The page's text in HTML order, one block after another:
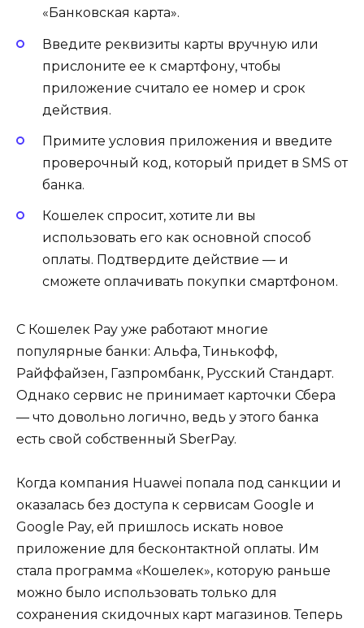
«Банковская карта».
Введите реквизиты карты вручную или
прислоните ее к смартфону, чтобы
приложение считало ее номер и срок
действия.
Примите условия приложения и введите
проверочный код, который придет в SMS от
банка.
Кошелек спросит, хотите ли вы
использовать его как основной способ
оплаты. Подтвердите действие — и
сможете оплачивать покупки смартфоном.
С Кошелек Pay уже работают многие
популярные банки: Альфа, Тинькофф,
Райффайзен, Газпромбанк, Русский Стандарт.
Однако сервис не принимает карточки Сбера
— что довольно логично, ведь у этого банка
есть свой собственный SberPay.
Когда компания Huawei попала под санкции и
оказалась без доступа к сервисам Google и
Google Pay, ей пришлось искать новое
приложение для бесконтактной оплаты. Им
стала программа «Кошелек», которую раньше
можно было использовать только для
сохранения скидочных карт магазинов. Теперь